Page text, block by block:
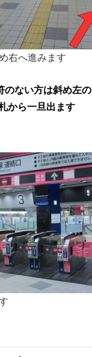
右へ進みます
ない方は斜め左の
から一旦出ます